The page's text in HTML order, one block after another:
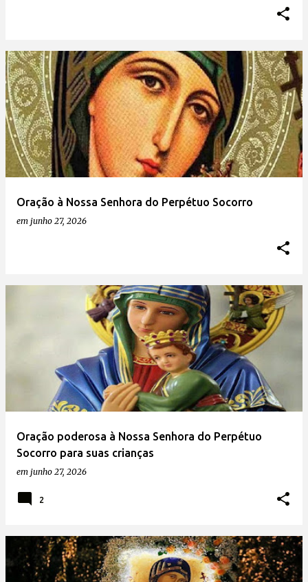
Oração à Nossa Senhora do Perpétuo Socorro
em junho 27, 2026
Oração poderosa à Nossa Senhora do Perpétuo
Socorro para suas crianças
em junho 27, 2026
2